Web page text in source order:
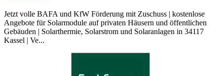
Jetzt volle BAFA und KfW Förderung mit Zuschuss | kostenlose
Angebote für Solarmodule auf privaten Häusern und öffentlichen
Gebäuden | Solarthermie, Solarstrom und Solaranlagen in 34117
Kassel | Ve...